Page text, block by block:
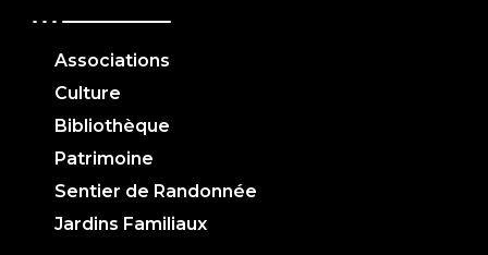
Associations
Culture
Bibliothèque
Patrimoine
Sentier de Randonnée
Jardins Familiaux